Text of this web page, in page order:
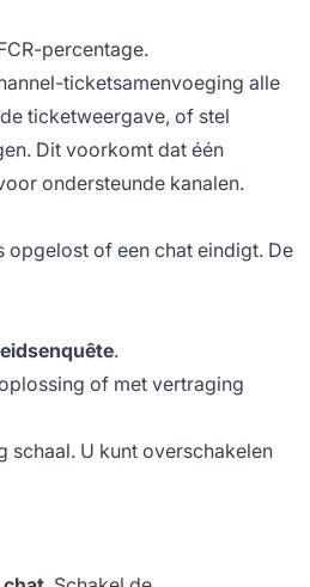
percentage.
ticketsamenvoeging alle
ticketweergave, of stel
Dit voorkomt dat één
ondersteunde kanalen.
opgelost of een chat eindigt. De
.
of met vertraging
schaal. U kunt overschakelen